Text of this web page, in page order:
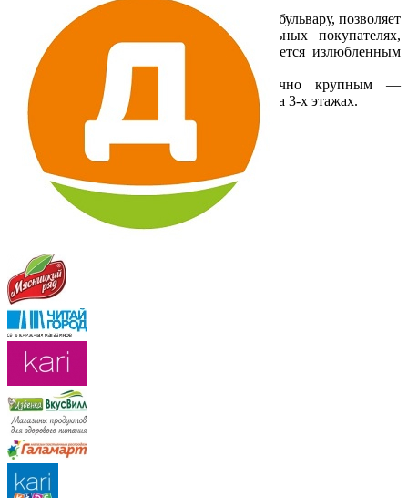
- непосредственная близость к школьному бульвару, позволяет
говорить о дополнительных потенциальных покупателях,
особенно в выходные (этот бульвар является излюбленным
местом отдыха множества горожан);
- Торговый центр является достаточно крупным —
арендованные помещения располагаются на 3-х этажах.